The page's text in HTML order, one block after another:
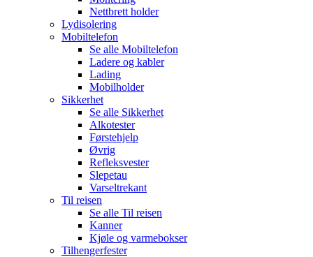
Nettbrett holder
Lydisolering
Mobiltelefon
Se alle Mobiltelefon
Ladere og kabler
Lading
Mobilholder
Sikkerhet
Se alle Sikkerhet
Alkotester
Førstehjelp
Øvrig
Refleksvester
Slepetau
Varseltrekant
Til reisen
Se alle Til reisen
Kanner
Kjøle og varmebokser
Tilhengerfester